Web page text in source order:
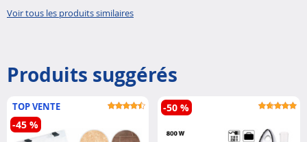
Voir tous les produits similaires
Produits suggérés
TOP VENTE
-45 %
-50 %